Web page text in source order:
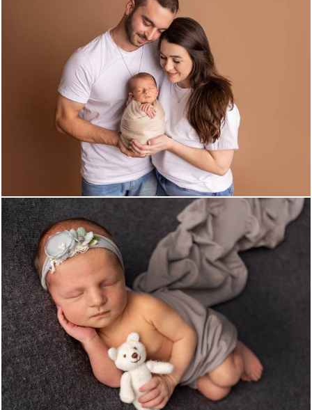
624 0
33 0